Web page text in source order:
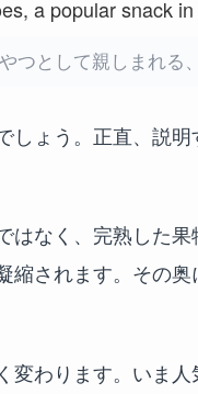
つとして親しまれる
ょう。正直、説明
なく、完熟した
縮されます。その
わります。いま